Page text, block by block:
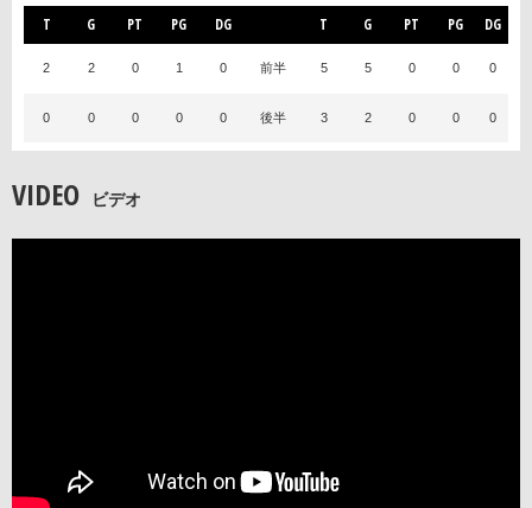
T G PT PG DG T G PT PG DG
2 2 0 1 0 前半 5 5 0 0 0
0 0 0 0 0 後半 3 2 0 0 0
VIDEO ビデオ